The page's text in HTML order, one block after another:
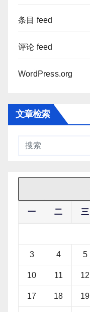
条目 feed
评论 feed
WordPress.org
文章检索
一 二 三
3 4 5
10 11 12
17 18 19